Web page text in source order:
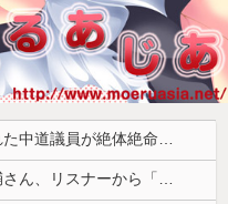
某週刊誌が完全逃亡して取り残された中道議員が絶体絶命の窮地、「今度は宏池会に矛先を向けたか……」と節操の無さに呆れる人が続出
【悲報】ショートスリーパー堀大輔さん、リスナーから「寝たほうがいい！」と言われてガチギレし炎上 → 高須幹也医師の医学的アドバイスに激昂 ｗｗｗｗｗｗｗｗｗ